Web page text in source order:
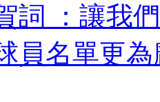
 ：讓我
員名單更